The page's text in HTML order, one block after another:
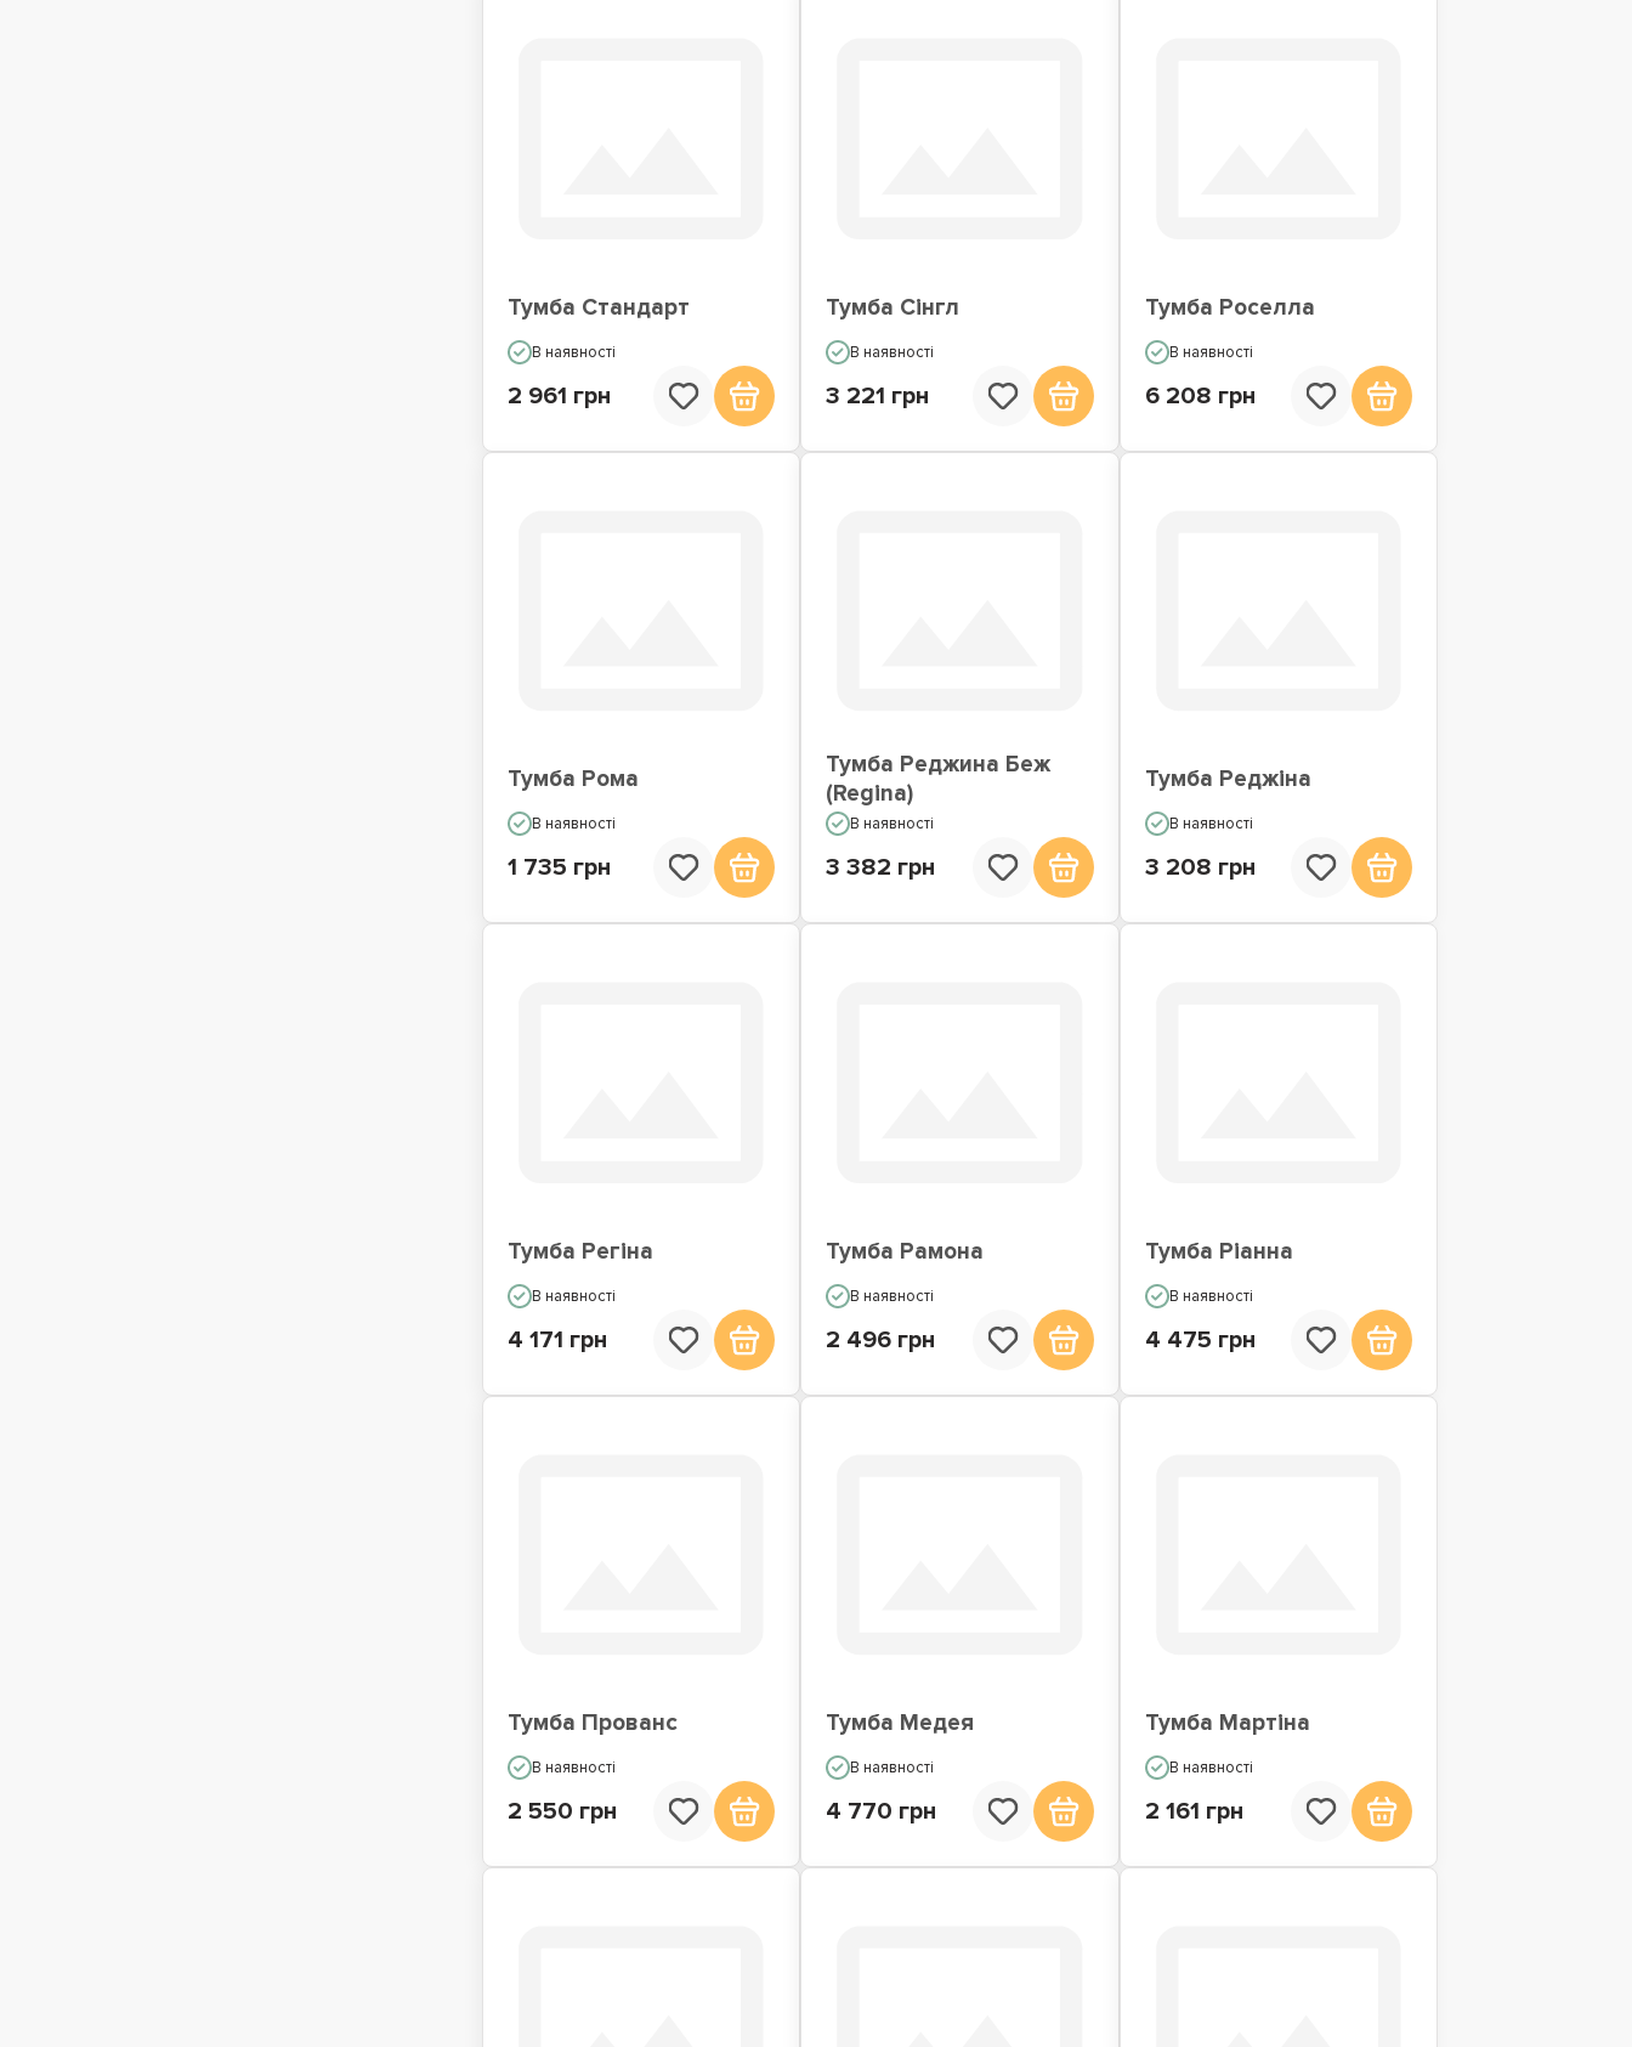
Тумба Стандарт
В наявності
2 961 грн
Тумба Сінгл
В наявності
3 221 грн
Тумба Роселла
В наявності
6 208 грн
Тумба Рома
В наявності
1 735 грн
Тумба Реджина Беж
(Regina)
В наявності
3 382 грн
Тумба Реджіна
В наявності
3 208 грн
Тумба Регіна
В наявності
4 171 грн
Тумба Рамона
В наявності
2 496 грн
Тумба Ріанна
В наявності
4 475 грн
Тумба Прованс
В наявності
2 550 грн
Тумба Медея
В наявності
4 770 грн
Тумба Мартіна
В наявності
2 161 грн